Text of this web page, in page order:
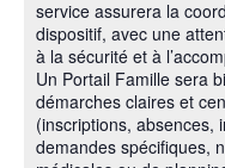
service assurera la
dispositif, avec une
à la sécurité et à
Un Portail Famille sera
démarches claires et
(inscriptions, absences,
demandes spécifiques,